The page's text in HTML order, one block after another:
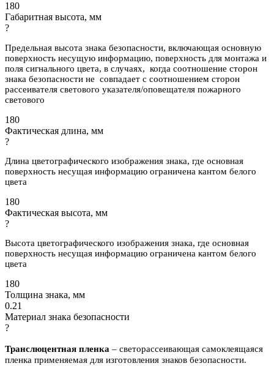
180
Габаритная высота, мм
?
Предельная высота знака безопасности, включающая основную
поверхность несущую информацию, поверхность для монтажа и
поля сигнального цвета, в случаях, когда соотношение сторон
знака безопасности не совпадает с соотношением сторон
рассеивателя светового указателя/оповещателя пожарного
светового
180
Фактическая длина, мм
?
Длина цветографического изображения знака, где основная
поверхность несущая информацию ограничена кантом белого
цвета
180
Фактическая высота, мм
?
Высота цветографического изображения знака, где основная
поверхность несущая информацию ограничена кантом белого
цвета
180
Толщина знака, мм
0.21
Материал знака безопасности
?
Транслюцентная пленка – светорассеивающая самоклеящаяся
пленка применяемая для изготовления знаков безопасности.